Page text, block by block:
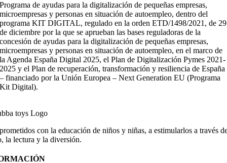
Programa de ayudas para la digitalización de pequeñas empresas,
microempresas y personas en situación de autoempleo, dentro del
programa KIT DIGITAL, regulado en la orden ETD/1498/2021, de 29
de diciembre por la que se aprueban las bases reguladoras de la
concesión de ayudas para la digitalización de pequeñas empresas,
microempresas y personas en situación de autoempleo, en el marco de
la Agenda España Digital 2025, el Plan de Digitalización Pymes 2021-
2025 y el Plan de recuperación, transformación y resiliencia de España
– financiado por la Unión Europea – Next Generation EU (Programa
Kit Digital).
con la educación de niños y niñas, a estimularlos a través
la lectura y la diversión.